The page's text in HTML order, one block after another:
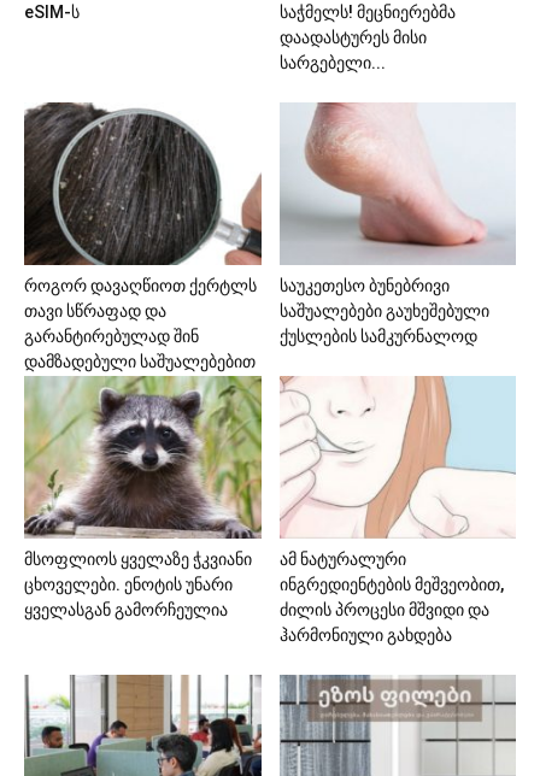
eSIM-ს
საჭმელს! მეცნიერებმა
დაადასტურეს მისი
სარგებელი...
როგორ დავაღწიოთ ქერტლს
თავი სწრაფად და
გარანტირებულად შინ
დამზადებული საშუალებებით
საუკეთესო ბუნებრივი
საშუალებები გაუხეშებული
ქუსლების სამკურნალოდ
მსოფლიოს ყველაზე ჭკვიანი
ცხოველები. ენოტის უნარი
ყველასგან გამორჩეულია
ამ ნატურალური
ინგრედიენტების მეშვეობით,
ძილის პროცესი მშვიდი და
ჰარმონიული გახდება